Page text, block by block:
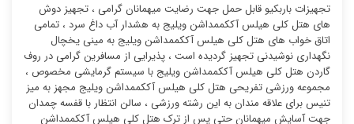
تجهیزات باربکیو قابل حمل جهت رضایت میهمانان گرامی ، تجهیز دوش
های هتل کلی هیلس آککممداشن ویلیج به هشدار آب داغ سرد ، تمامی
اتاق خواب های هتل کلی هیلس آککممداشن ویلیج به مینی یخچال
نگهداری نوشیدنی تجهیز گردیده است ، پذیرایی از مسافرین گرامی در روف
گاردن هتل کلی هیلس آککممداشن ویلیج با سیستم گرمایشی مخصوص ،
مجموعه ورزشی تفریحی هتل کلی هیلس آککممداشن ویلیج مجهز به میز
تنیس برای علاقه مندان به این رشته ورزشی ، سالن انتظار با قفسه چمدان
جهت آسایش میهمانان حتی پس از ترک هتل کلی هیلس آککممداشن